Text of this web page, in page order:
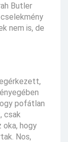
Butler
nem is, de
pofátlan
csak
oka, hogy
Nos,